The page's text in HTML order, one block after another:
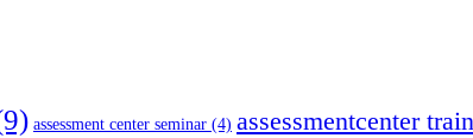
assessment center seminar (4) assessmentcenter